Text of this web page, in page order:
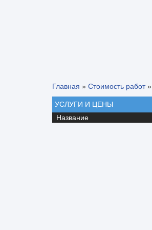
Главная » Стоимость работ»
УСЛУГИ И ЦЕНЫ
Название